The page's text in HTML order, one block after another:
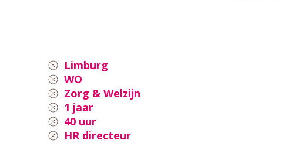
Limburg
WO
Zorg & Welzijn
1 jaar
40 uur
HR directeur